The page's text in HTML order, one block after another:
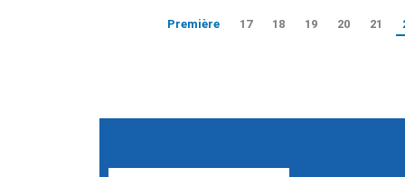
Première 17 18 19 20 21